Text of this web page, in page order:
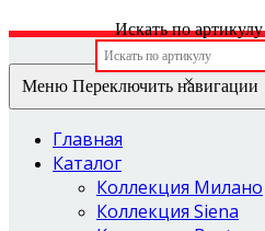
Искать по артикулу
×
Меню Переключить навигации
Главная
Каталог
Коллекция Милано
Коллекция Siena